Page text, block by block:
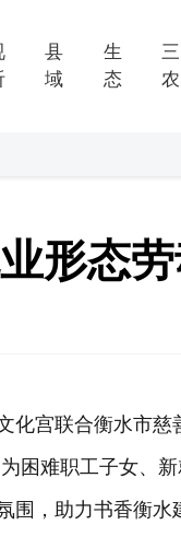
县
域
生
态
三
农
形态
化宫联合衡水市慈
困难职工子女、
围，助力书香衡水